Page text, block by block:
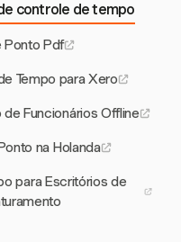
controle de tempo
Ponto Pdf
Tempo para Xero
Funcionários Offline
na Holanda
para Escritórios de